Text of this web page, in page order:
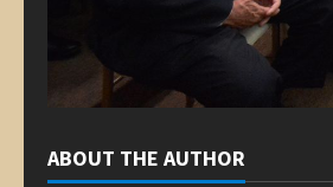
ABOUT THE AUTHOR